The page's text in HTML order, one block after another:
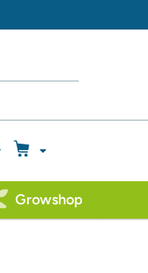
Growshop